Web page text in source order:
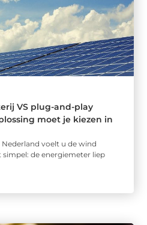
VS plug-and-play
moet je kiezen in
voelt u de wind
simpel: de energiemeter liep